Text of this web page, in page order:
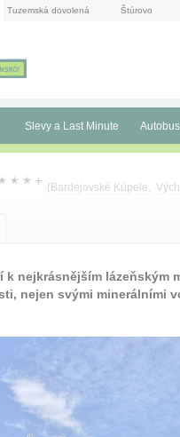
Tuzemská dovolená Štúrovo
Slevy a Last Minute
★ ★ ★ + ( Bardejovské Kúpele,
k nejkrásnějším lázeňským
nejen svými minerálními